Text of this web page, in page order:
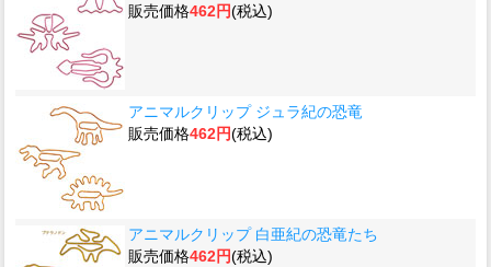
販売価格462円(税込)
アニマルクリップ ジュラ紀の恐竜
販売価格462円(税込)
アニマルクリップ 白亜紀の恐竜たち
販売価格462円(税込)